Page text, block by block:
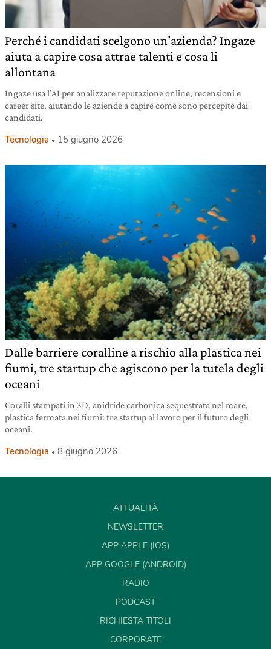
Perché i candidati scelgono un’azienda? Ingaze
aiuta a capire cosa attrae talenti e cosa li
allontana
Ingaze usa l’AI per analizzare reputazione online, recensioni e
career site, aiutando le aziende a capire come sono percepite dai
candidati.
Tecnologia 15 giugno 2026
Dalle barriere coralline a rischio alla plastica nei
fiumi, tre startup che agiscono per la tutela degli
oceani
Coralli stampati in 3D, anidride carbonica sequestrata nel mare,
plastica fermata nei fiumi: tre startup al lavoro per il futuro degli
oceani.
Tecnologia 8 giugno 2026
ATTUALITÀ
NEWSLETTER
APP APPLE (IOS)
APP GOOGLE (ANDROID)
RADIO
PODCAST
RICHIESTA TITOLI
CORPORATE